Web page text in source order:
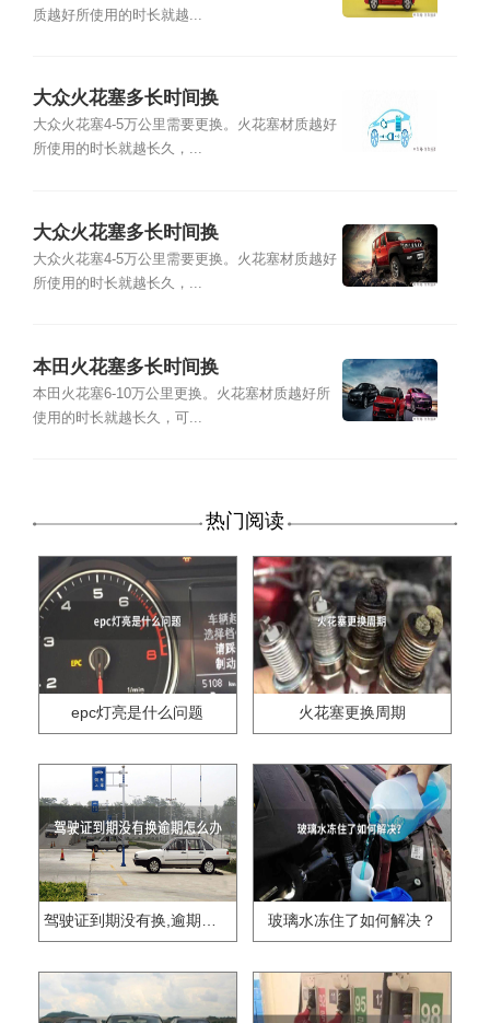
质越好所使用的时长就越...
大众火花塞多长时间换
大众火花塞4-5万公里需要更换。火花塞材质越好
所使用的时长就越长久，...
大众火花塞多长时间换
大众火花塞4-5万公里需要更换。火花塞材质越好
所使用的时长就越长久，...
本田火花塞多长时间换
本田火花塞6-10万公里更换。火花塞材质越好所
使用的时长就越长久，可...
热门阅读
epc灯亮是什么问题 火花塞更换周期
驾驶证到期没有换,逾期怎么办?? 玻璃水冻住了如何解决？